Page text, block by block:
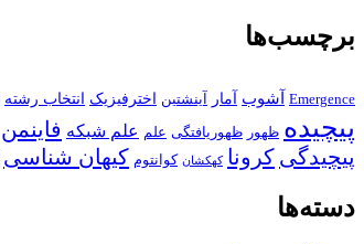
برچسب‌ها
Emergence آشوب آمار آینشتین اخترفیزیک انتخاب رشته
پیچیده ظهور ظهوریافتگی علم علم شبکه فاینمن
پیچیدگی کرونا کهکشان کوانتوم کیهان شناسی
دسته‌ها